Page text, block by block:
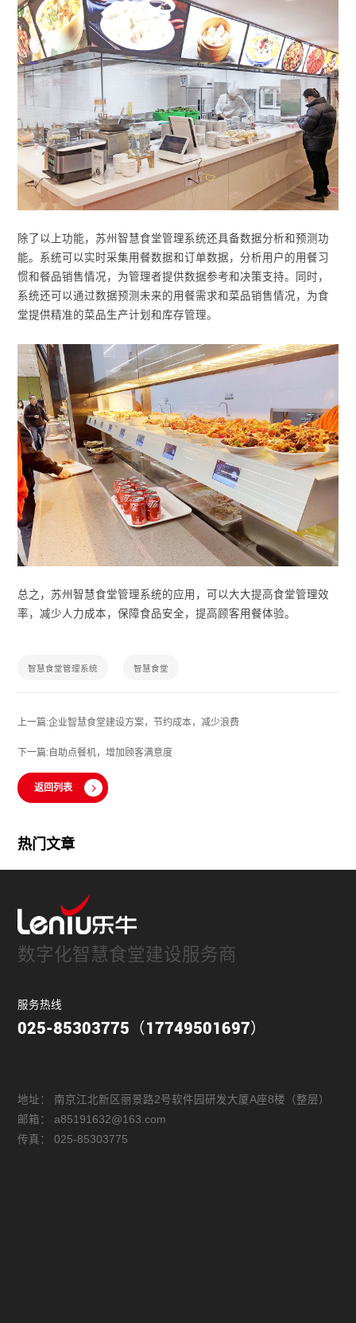
除了以上功能，苏州智慧食堂管理系统还具备数据分析和预测功
能。系统可以实时采集用餐数据和订单数据，分析用户的用餐习
惯和餐品销售情况，为管理者提供数据参考和决策支持。同时，
系统还可以通过数据预测未来的用餐需求和菜品销售情况，为食
堂提供精准的菜品生产计划和库存管理。
总之，苏州智慧食堂管理系统的应用，可以大大提高食堂管理效
率，减少人力成本，保障食品安全，提高顾客用餐体验。
智慧食堂管理系统 智慧食堂
上一篇:企业智慧食堂建设方案，节约成本，减少浪费
下一篇:自助点餐机，增加顾客满意度
返回列表
热门文章
数字化智慧食堂建设服务商
服务热线
025-85303775（17749501697）
地址：
南京江北新区丽景路2号软件园研发大厦A座8楼（整层）
邮箱：
a85191632@163.com
传真：
025-85303775